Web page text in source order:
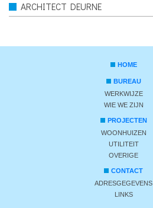
ARCHITECT DEURNE
HOME
BUREAU
WERKWIJZE
WIE WE ZIJN
PROJECTEN
WOONHUIZEN
UTILITEIT
OVERIGE
CONTACT
ADRESGEGEVENS
LINKS